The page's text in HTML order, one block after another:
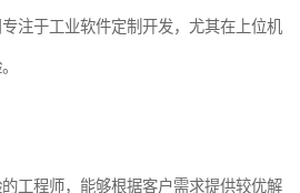
注于工业软件定制开发，尤其在上位机
工程师，能够根据客户需求提供较优解